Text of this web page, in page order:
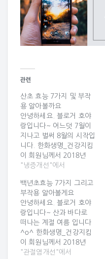
관련
산초 효능 7가지 및 부작
용 알아볼까요
안녕하세요. 블로거 호야
랑입니다~ 어느덧 7월이
지나고 벌써 8월의 시작입
니다. 한화생명_건강지킴
이 회원님께서 2018년
08월 23일 18시 44분에
초 효능 7가지 및 부작용
알아볼까요 산초 효능 7가
지 및 부작용 알아볼까요
산초는 운향과에 속하는
초피나무의 열매껍질을
말린 것을 말합니다. 강한
향이 특징인 산초는 주로
향신료로 많이 이용되며
"냉증개선"에서
백년초효능 7가지 그리고
부작용 알아볼게요
안녕하세요. 블로거 호야
랑입니다~ 산과 바다로
떠나는 계절 여름 입니다
^o^ 한화생명_건강지킴
이 회원님께서 2018년
08월 24일 12시 14분에
"관절염개선"에서